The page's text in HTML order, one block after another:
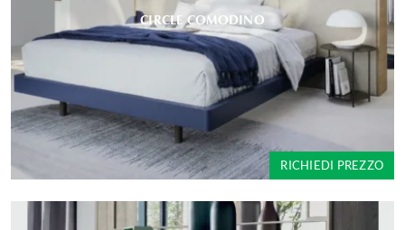
CIRCLE COMODINO
RICHIEDI PREZZO